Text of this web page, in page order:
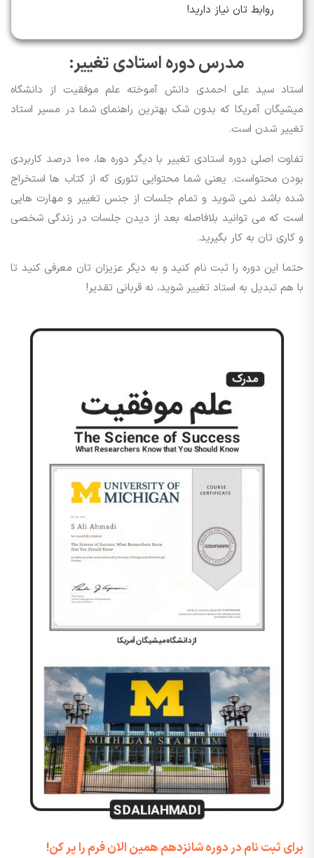
روابط تان نیاز دارید!
مدرس دوره استادی تغییر:
استاد سید علی احمدی دانش آموخته علم موفقیت از دانشگاه
میشیگان آمریکا که بدون شک بهترین راهنمای شما در مسیر استاد
تغییر شدن است.
تفاوت اصلی دوره استادی تغییر با دیگر دوره ها، 100 درصد کاربردی
بودن محتواست. یعنی شما محتوایی تئوری که از کتاب ها استخراج
شده باشد نمی شوید و تمام جلسات از جنس تغییر و مهارت هایی
است که می توانید بلافاصله بعد از دیدن جلسات در زندگی شخصی
و کاری تان به کار بگیرید.
حتما این دوره را ثبت نام کنید و به دیگر عزیزان تان معرفی کنید تا
با هم تبدیل به استاد تغییر شوید،‌ نه قربانی تقدیر!
برای ثبت نام در دوره شانزدهم همین الان فرم را پر کن!